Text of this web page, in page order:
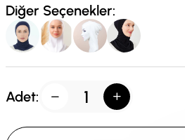
Diğer Seçenekler:
Adet: